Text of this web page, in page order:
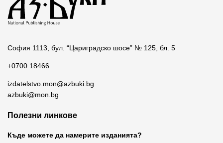
София 1113, бул. “Цариградско шосе” № 125, бл. 5
+0700 18466
izdatelstvo.mon@azbuki.bg
azbuki@mon.bg
Полезни линкове
Къде можете да намерите изданията?